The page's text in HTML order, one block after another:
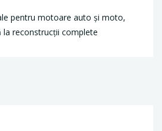
pentru motoare auto și moto,
la reconstrucții complete